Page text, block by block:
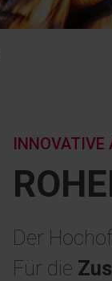
INNOVATIVE
Der
Für die